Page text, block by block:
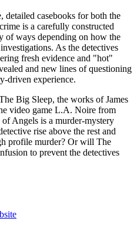
detailed casebooks for both the
is a carefully constructed
of ways depending on how the
As the detectives
fresh evidence and "hot"
and new lines of questioning
driven experience.
Big Sleep, the works of James
video game L.A. Noire from
Angels is a murder-mystery
rise above the rest and
profile murder? Or will The
to prevent the detectives